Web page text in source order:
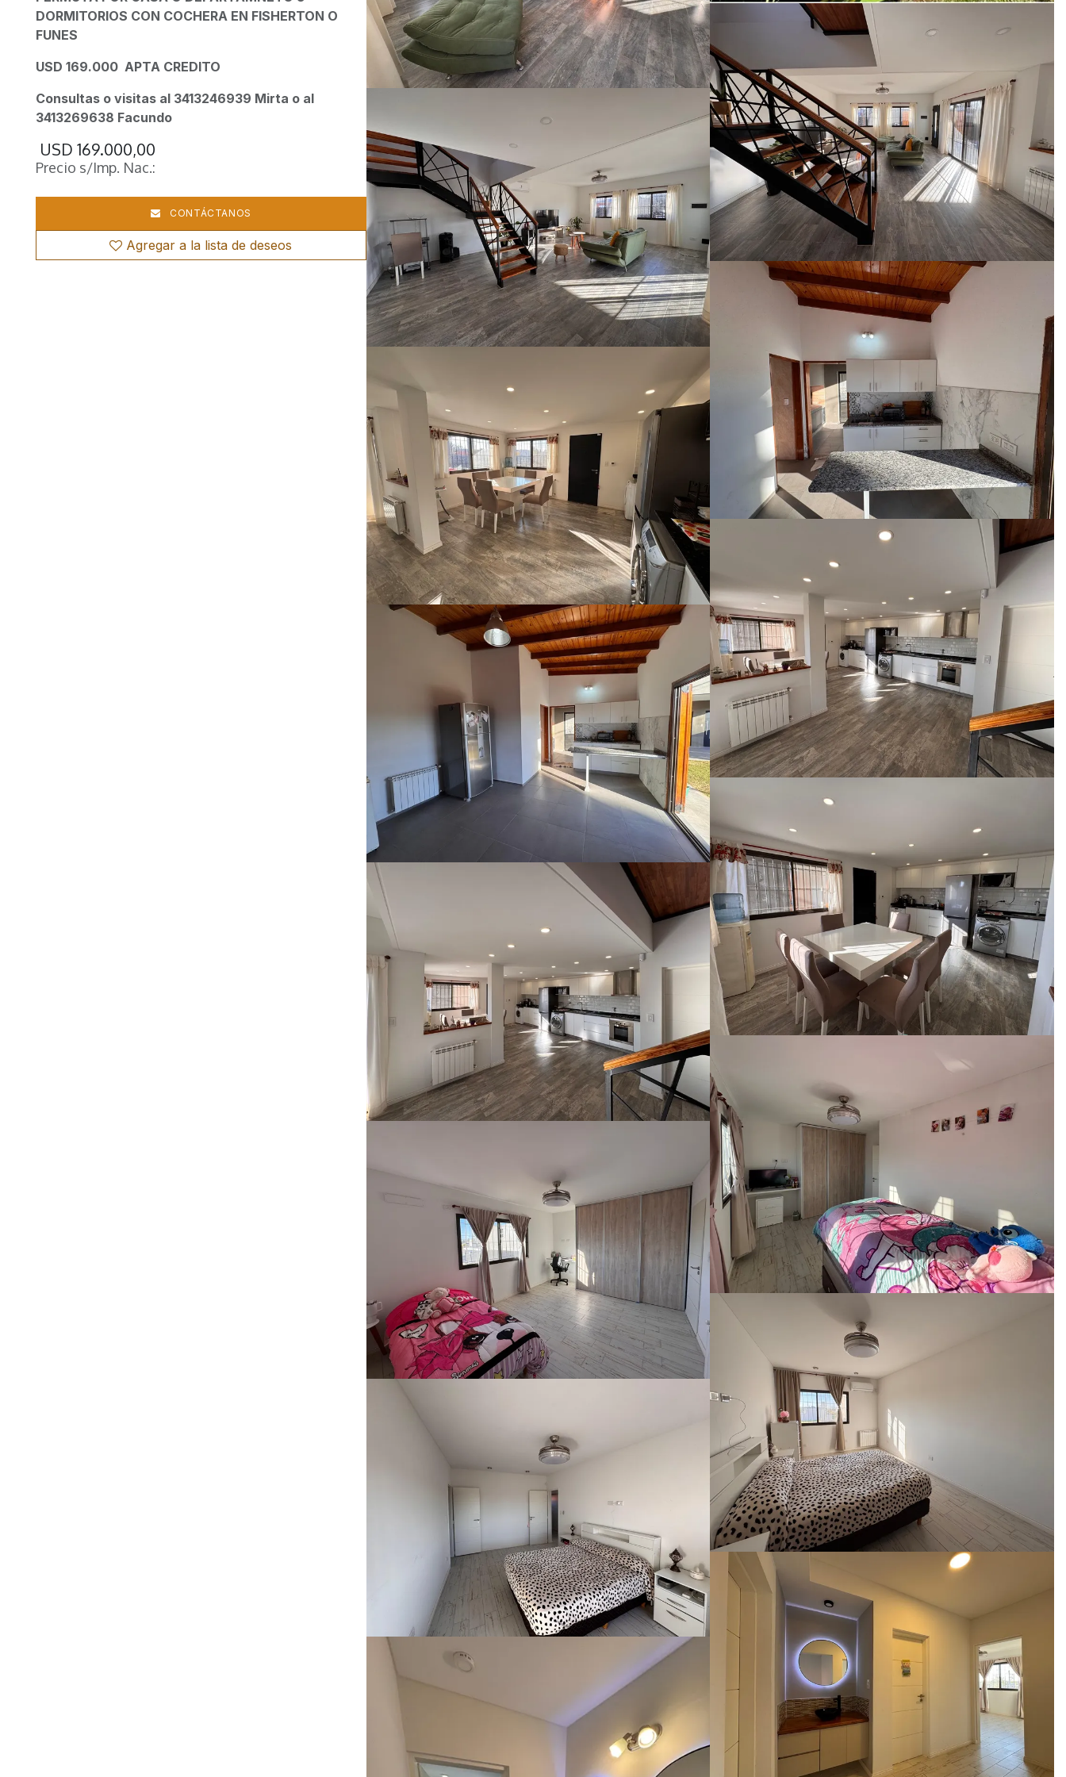
DORMITORIOS CON COCHERA EN FISHERTON O
FUNES
USD 169.000 APTA CREDITO
Consultas o visitas al 3413246939 Mirta o al
3413269638 Facundo
USD169.000,00
Precio s/Imp. Nac.:
CONTÁCTANOS
Agregar a la lista de deseos